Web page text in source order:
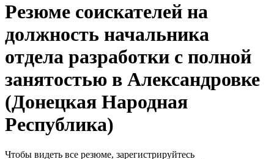
Резюме соискателей на
должность начальника
отдела разработки с полной
занятостью в Александровке
(Донецкая Народная
Республика)
Чтобы видеть все резюме, зарегистрируйтесь